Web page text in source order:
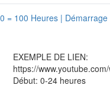
EXEMPLE DE LIEN:
https://
Début: 0-24 heures